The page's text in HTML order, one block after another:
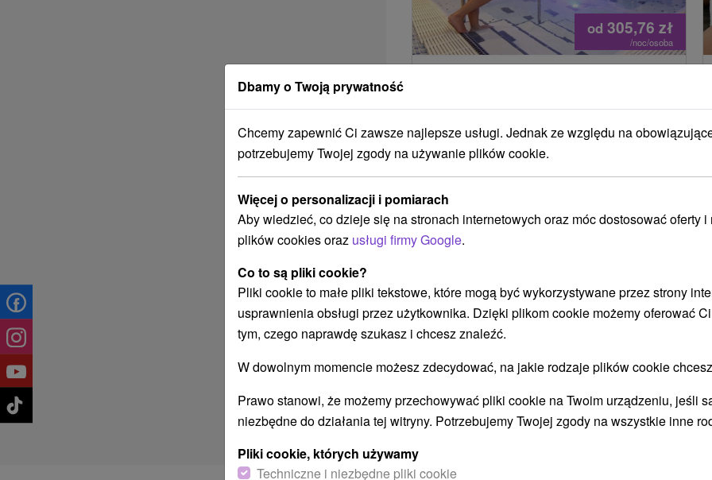
od 305,76 zł
/noc/osoba
sercu Pieszczan
Hotel Máj★★★Pieszczany
9,0 (89 recenzji)Od 2 Noce
Śniadanie I Kolacja, Pełne Wyżywienie
Pobyt w komfortowych warunkach, pyszne
jedzenie oraz bezpłatny dostęp do krytego
basenu z ciepłą wodą, centrum fitness i
Dbamy o Twoją prywatność
Chcemy zapewnić Ci zawsze najlepsze usługi. Jednak ze względu na
potrzebujemy Twojej zgody na używanie plików cookie.
Więcej o personalizacji i pomiarach
Aby wiedzieć, co dzieje się na stronach internetowych oraz móc dostosować oferty i
plików cookies oraz usługi firmy Google.
Co to są pliki cookie?
Pliki cookie to małe pliki tekstowe, które mogą być wykorzystywane przez strony
usprawnienia obsługi przez użytkownika. Dzięki plikom cookie możemy oferować
tym, czego naprawdę szukasz i chcesz znaleźć.
W dowolnym momencie możesz zdecydować, na jakie rodzaje plików cookie
Prawo stanowi, że możemy przechowywać pliki cookie na Twoim urządzeniu, jeśli
niezbędne do działania tej witryny. Potrzebujemy Twojej zgody na wszystkie inne
Pliki cookie, których używamy
Techniczne i niezbędne pliki cookie